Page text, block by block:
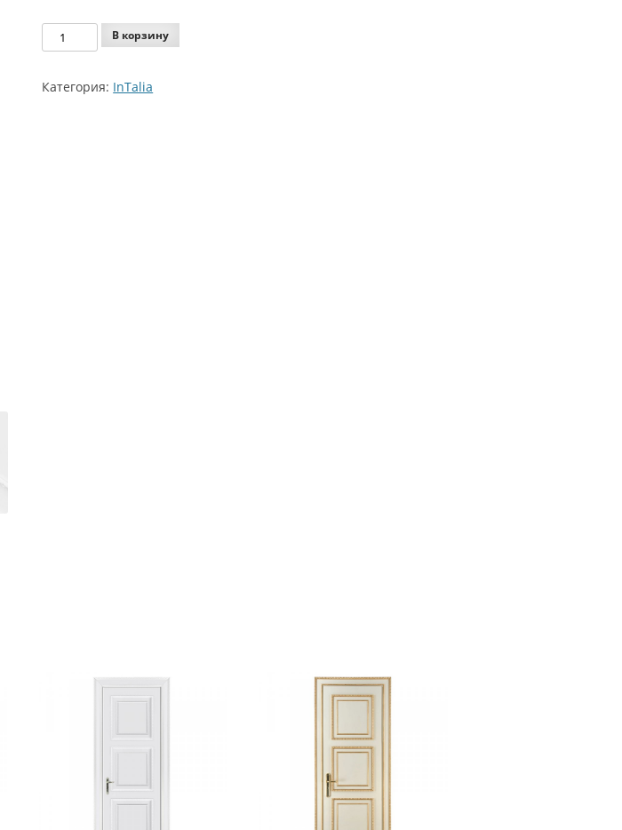
Количество
Agoprofil
Beatrice
В корзину
Категория: InTalia